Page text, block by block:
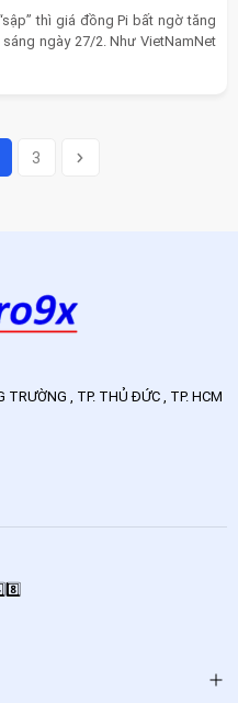
thì giá đồng Pi bất ngờ tăng
ngày 27/2. Như VietNamNet
3
TRƯỜNG , TP. THỦ ĐỨC , TP. HCM